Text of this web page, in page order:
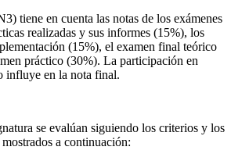
tiene en cuenta las notas de los exámenes
realizadas y sus informes (15%), los
(15%), el examen final teórico
práctico (30%). La participación en
influye en la nota final.
se evalúan siguiendo los criterios y los
a continuación: